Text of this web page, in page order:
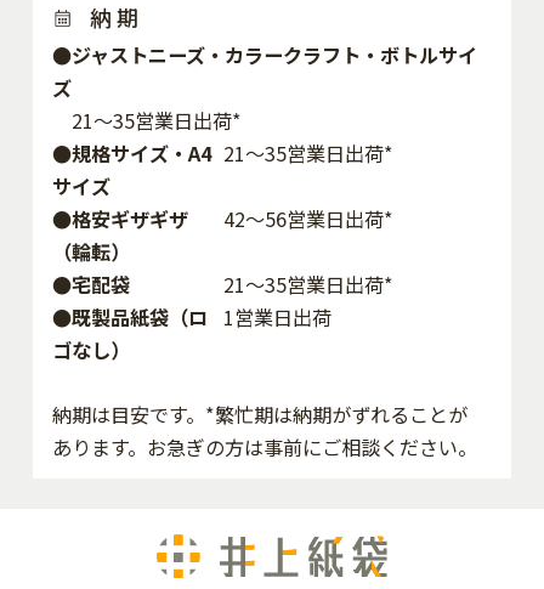
納 期
●ジャストニーズ・カラークラフト・ボトルサイ
ズ
21～35営業日出荷*
●規格サイズ・A4
サイズ
21～35営業日出荷*
●格安ギザギザ
（輪転）
42〜56営業日出荷*
●宅配袋
21～35営業日出荷*
●既製品紙袋（ロ
ゴなし）
1営業日出荷
納期は目安です。*繁忙期は納期がずれることが
あります。お急ぎの方は事前にご相談ください。